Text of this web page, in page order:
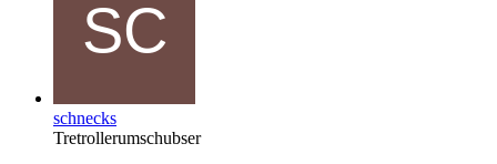
schnecks
Tretrollerumschubser